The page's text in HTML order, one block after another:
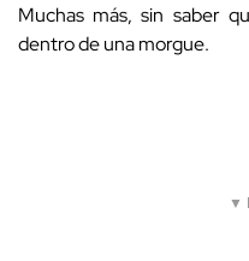
Muchas más, sin saber
dentro de una morgue.
▼